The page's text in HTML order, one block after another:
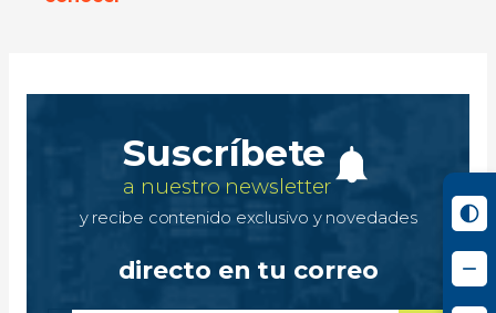
Suscríbete
a nuestro newsletter
y recibe contenido exclusivo y novedades
directo en tu correo